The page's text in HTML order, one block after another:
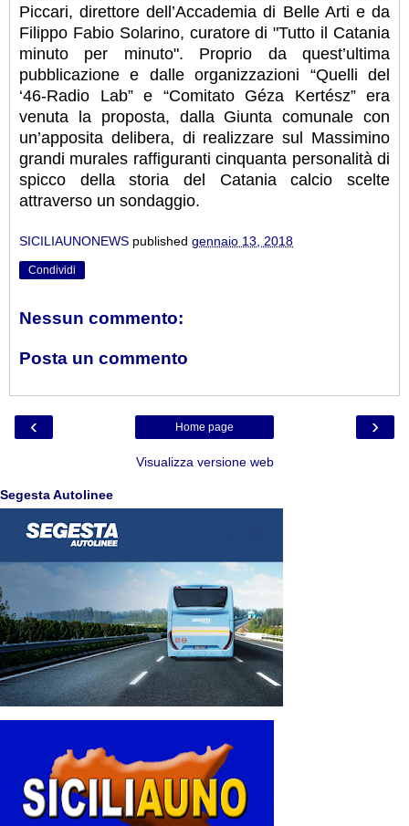
Piccari, direttore dell’Accademia di Belle Arti e da
Filippo Fabio Solarino, curatore di "Tutto il Catania
minuto per minuto". Proprio da quest’ultima
pubblicazione e dalle organizzazioni “Quelli del
‘46-Radio Lab” e “Comitato Géza Kertész” era
venuta la proposta, dalla Giunta comunale con
un’apposita delibera, di realizzare sul Massimino
grandi murales raffiguranti cinquanta personalità di
spicco della storia del Catania calcio scelte
attraverso un sondaggio.
SICILIAUNONEWS published gennaio 13, 2018
Condividi
Nessun commento:
Posta un commento
‹ ›
Home page
Visualizza versione web
Segesta Autolinee